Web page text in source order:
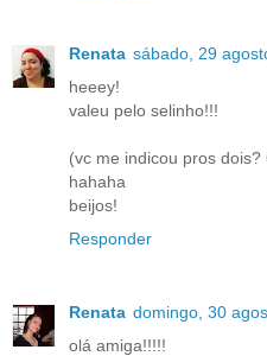
Renata sábado, 29
heeey!
valeu pelo selinho!!!
(vc me indicou pros dois?
hahaha
beijos!
Responder
Renata domingo, 30
olá amiga!!!!!